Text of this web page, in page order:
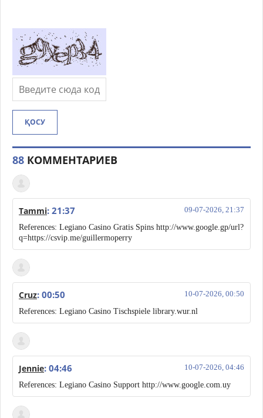
ҚОСУ
88 КОММЕНТАРИЕВ
Tammi 09-07-2026, 21:37
: 21:37
References: Legiano Casino Gratis Spins http://www.google.gp/url?
q=https://csvip.me/guillermoperry
Cruz 10-07-2026, 00:50
: 00:50
References: Legiano Casino Tischspiele library.wur.nl
Jennie 10-07-2026, 04:46
: 04:46
References: Legiano Casino Support http://www.google.com.uy